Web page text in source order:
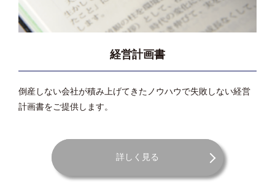
経営計画書
倒産しない会社が積み上げてきたノウハウで失敗しない経営
計画書をご提供します。
詳しく見る